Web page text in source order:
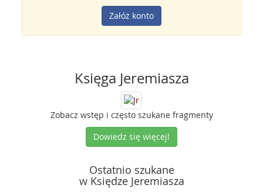
Załóż konto
Księga Jeremiasza
Zobacz wstęp i często szukane fragmenty
Dowiedz się więcej!
Ostatnio szukane
w Księdze Jeremiasza